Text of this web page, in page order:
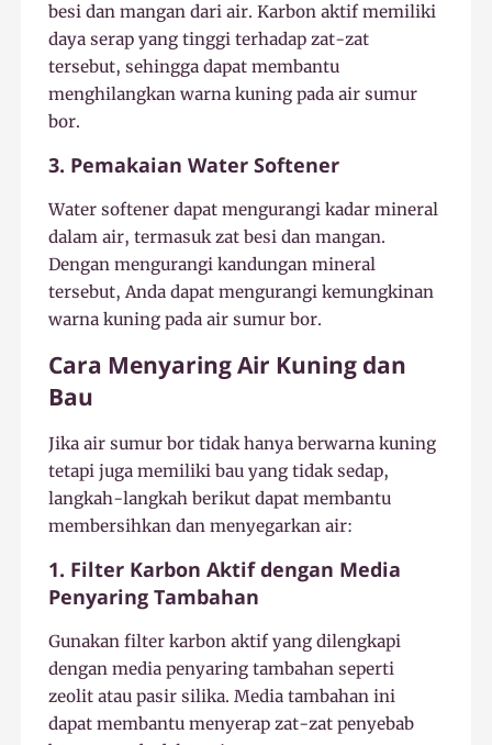
besi dan mangan dari air. Karbon aktif memiliki
daya serap yang tinggi terhadap zat-zat
tersebut, sehingga dapat membantu
menghilangkan warna kuning pada air sumur
bor.
3. Pemakaian Water Softener
Water softener dapat mengurangi kadar mineral
dalam air, termasuk zat besi dan mangan.
Dengan mengurangi kandungan mineral
tersebut, Anda dapat mengurangi kemungkinan
warna kuning pada air sumur bor.
Cara Menyaring Air Kuning dan
Bau
Jika air sumur bor tidak hanya berwarna kuning
tetapi juga memiliki bau yang tidak sedap,
langkah-langkah berikut dapat membantu
membersihkan dan menyegarkan air:
1. Filter Karbon Aktif dengan Media
Penyaring Tambahan
Gunakan filter karbon aktif yang dilengkapi
dengan media penyaring tambahan seperti
zeolit atau pasir silika. Media tambahan ini
dapat membantu menyerap zat-zat penyebab